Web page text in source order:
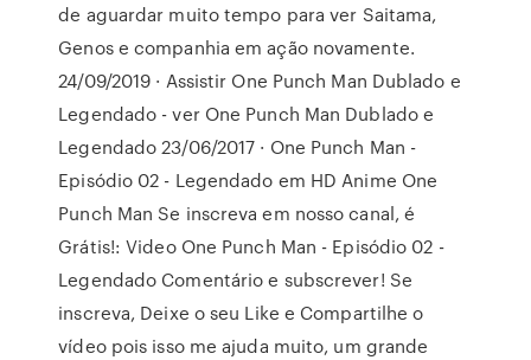
de aguardar muito tempo para ver Saitama,
Genos e companhia em ação novamente.
24/09/2019 · Assistir One Punch Man Dublado e
Legendado - ver One Punch Man Dublado e
Legendado 23/06/2017 · One Punch Man -
Episódio 02 - Legendado em HD Anime One
Punch Man Se inscreva em nosso canal, é
Grátis!: Video One Punch Man - Episódio 02 -
Legendado Comentário e subscrever! Se
inscreva, Deixe o seu Like e Compartilhe o
vídeo pois isso me ajuda muito, um grande